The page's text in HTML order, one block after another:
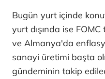
Bugün yurt içinde
yurt dışında ise
ve Almanya'da
sanayi üretimi başta
gündeminin takip